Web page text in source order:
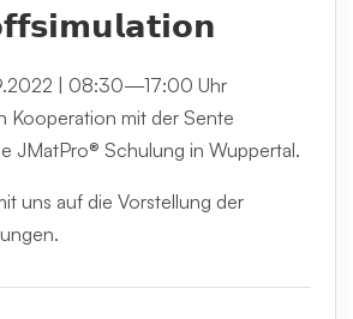
| 08:30—17:00 Uhr
Kooperation mit der Sente
JMatPro® Schulung in Wuppertal.
uns auf die Vorstellung der